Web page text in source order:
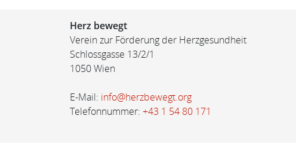
Herz bewegt
Verein zur Förderung der Herzgesundheit
Schlossgasse 13/2/1
1050 Wien
E-Mail: info@herzbewegt.org
Telefonnummer: +43 1 54 80 171